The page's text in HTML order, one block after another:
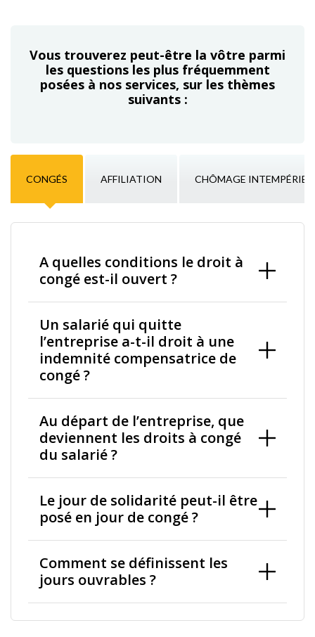
Vous trouverez peut-être la vôtre parmi
les questions les plus fréquemment
posées à nos services, sur les thèmes
suivants :
CONGÉS AFFILIATION CHÔMAGE INTEMPÉRIES
A quelles conditions le droit à
congé est-il ouvert ?
Un salarié qui quitte
l’entreprise a-t-il droit à une
indemnité compensatrice de
congé ?
Au départ de l’entreprise, que
deviennent les droits à congé
du salarié ?
Le jour de solidarité peut-il être
posé en jour de congé ?
Comment se définissent les
jours ouvrables ?